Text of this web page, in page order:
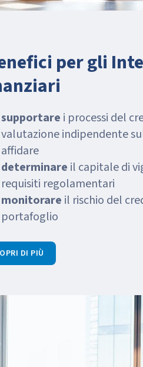
per gli
supportare i processi del
valutazione indipendente
affidare
determinare il capitale di
requisiti regolamentari
monitorare il rischio del
portafoglio
DI PIÙ